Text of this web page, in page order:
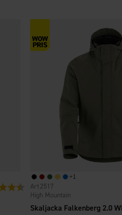
4.3 utav 5 stjärnor
+1
Skaljacka Falkenberg 2.0
High Mountain
2517